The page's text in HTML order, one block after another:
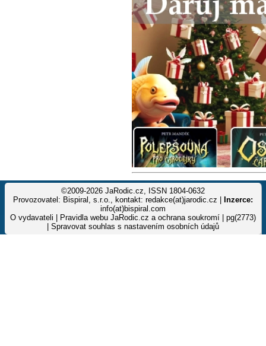
©2009-2026 JaRodic.cz, ISSN 1804-0632
Provozovatel: Bispiral, s.r.o., kontakt: redakce(at)jarodic.cz |
Inzerce:
info(at)bispiral.com
O vydavateli
Pravidla webu JaRodic.cz a ochrana soukromí | pg(2773)
Spravovat souhlas s nastavením osobních údajů